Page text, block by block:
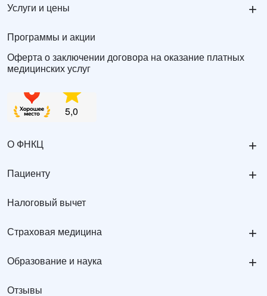
Услуги и цены +
Программы и акции
Оферта о заключении договора на оказание платных
медицинских услуг
О ФНКЦ +
Пациенту +
Налоговый вычет
Страховая медицина +
Образование и наука +
Отзывы